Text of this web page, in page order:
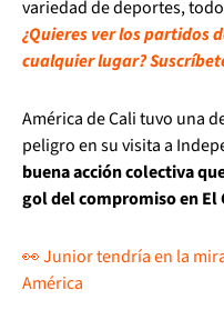
variedad de deportes,
¿Quieres ver los partidos
cualquier lugar?
América de Cali tuvo una
peligro en su visita a
buena acción colectiva
gol del compromiso en El
👀 Junior tendría en la
América